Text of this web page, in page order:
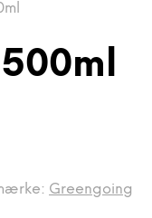
Greengoing